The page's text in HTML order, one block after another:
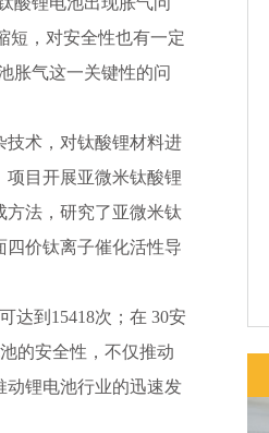
短，对安全性也有一定
胀气这一关键性的问
技术，对钛酸锂材料进
目开展亚微米钛酸锂
方法，研究了亚微米钛
价钛离子催化活性导
达到15418次；在 30安
的安全性，不仅推动
动锂电池行业的迅速发